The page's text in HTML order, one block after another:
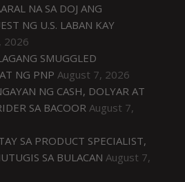
NA SA DOJ ANG
NG U.S. LABAN KAY
2026
SMUGGLED
NG PNP August 7, 2026
NG CASH, DOLYAR AT
SA BACOOR August 7,
SA PRODUCT SPECIALIST,
SA BULACAN August 7,